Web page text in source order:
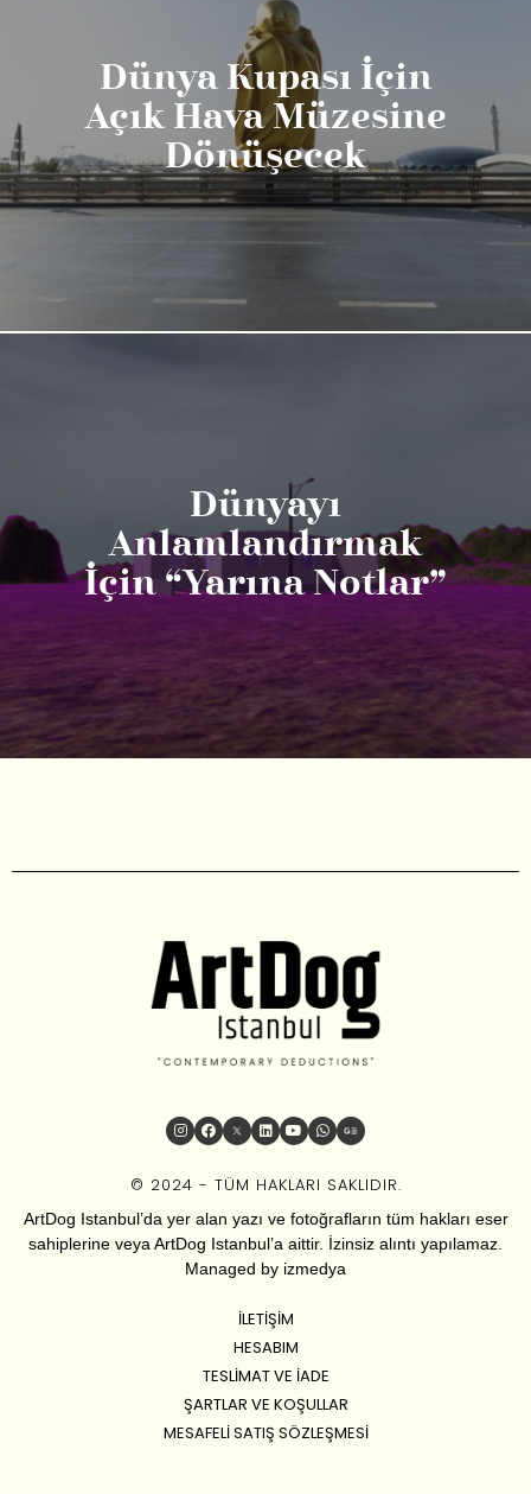
Dünya Kupası İçin
Açık Hava Müzesine
Dönüşecek
Dünyayı
Anlamlandırmak
İçin “Yarına Notlar”
© 2024 - TÜM HAKLARI SAKLIDIR.
ArtDog Istanbul’da yer alan yazı ve fotoğrafların tüm hakları eser
sahiplerine veya ArtDog Istanbul’a aittir. İzinsiz alıntı yapılamaz.
Managed by izmedya
İLETIŞIM
HESABIM
TESLIMAT VE İADE
ŞARTLAR VE KOŞULLAR
MESAFELI SATIŞ SÖZLEŞMESI